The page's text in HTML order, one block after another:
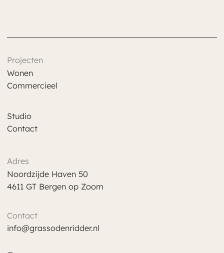
Projecten
Wonen
Commercieel
Studio
Contact
Adres
Noordzijde Haven 50
4611 GT Bergen op Zoom
Contact
info@grassodenridder.nl